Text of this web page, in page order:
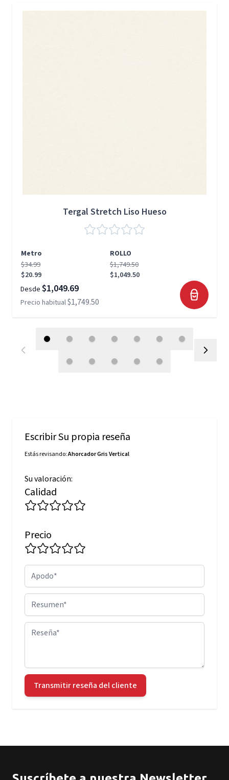
Tergal Stretch Liso Hueso
Metro
ROLLO
$34.99
$20.99
$1,749.50
$1,049.50
Desde $1,049.69
Precio habitual$1,749.50
Escribir Su propia reseña
Estás revisando:Ahorcador Gris Vertical
Su valoración:
Calidad
Precio
Apodo
Resumen
Reseña
Transmitir reseña del cliente